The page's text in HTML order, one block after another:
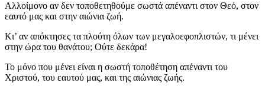
Αλλοίμονο αν δεν τοποθετηθούμε σωστά απέναντι στον Θεό, στον
εαυτό μας και στην αιώνια ζωή.
Κι’ αν απόκτησες τα πλούτη όλων των μεγαλοεφοπλιστών, τι μένει
στην ώρα του θανάτου; Ούτε δεκάρα!
Το μόνο που μένει είναι η σωστή τοποθέτηση απέναντι του
Χριστού, του εαυτού μας, και της αιώνιας ζωής.